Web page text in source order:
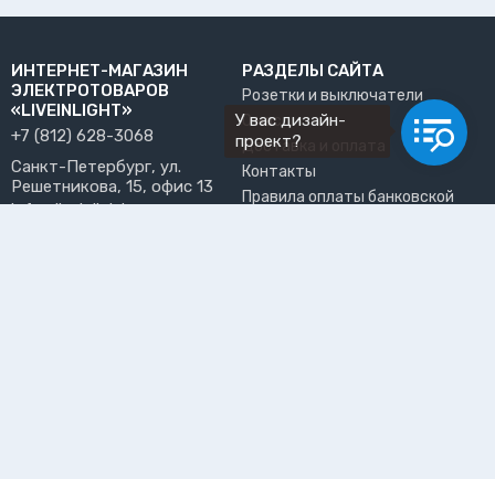
ИНТЕРНЕТ-МАГАЗИН
ЭЛЕКТРОТОВАРОВ
«LIVEINLIGHT»
+7 (812) 628-3068
Санкт-Петербург, ул.
Решетникова, 15, офис 13
info@liveinlight.ru
РАЗДЕЛЫ САЙТА
Розетки и выключатели
О нас
Доставка и оплата
Контакты
Правила оплаты банковской
У вас дизайн-
проект?